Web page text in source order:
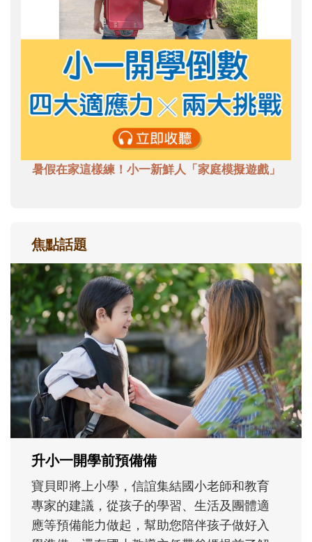
暑假在家這樣練！小一新鮮人「家庭模擬遊戲」
焦點話題
和孩子一起長大的那個男人│讀懂父親的
不同模樣
沒有人天生就擅長當爸爸！男人總是在一次
次「前所未有」的體驗中，跟著孩子一起長
大。從給予安全感的肢體遊戲，到獨立自
主、角色認同及解決問題的能力養成。爸爸
正嘗試用不同的模樣，參與孩子每個重要的